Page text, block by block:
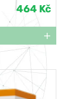
464 Kč